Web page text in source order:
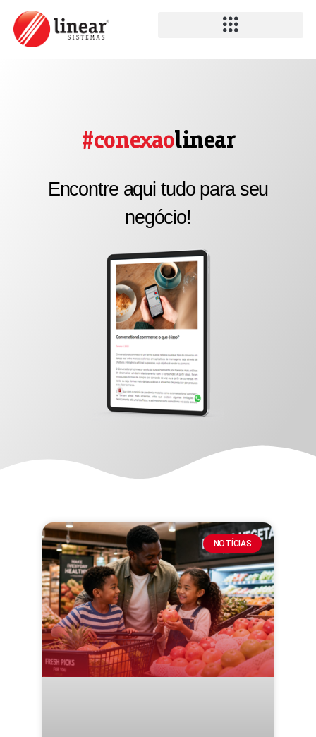
#conexaolinear
Encontre aqui tudo para seu
negócio!
NOTÍCIAS